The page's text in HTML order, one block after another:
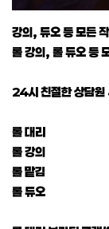
강의, 듀오 등 모든
롤 강의, 롤 듀오
24시 친절한 상담원
롤 대리
롤 강의
롤 맡김
롤 듀오